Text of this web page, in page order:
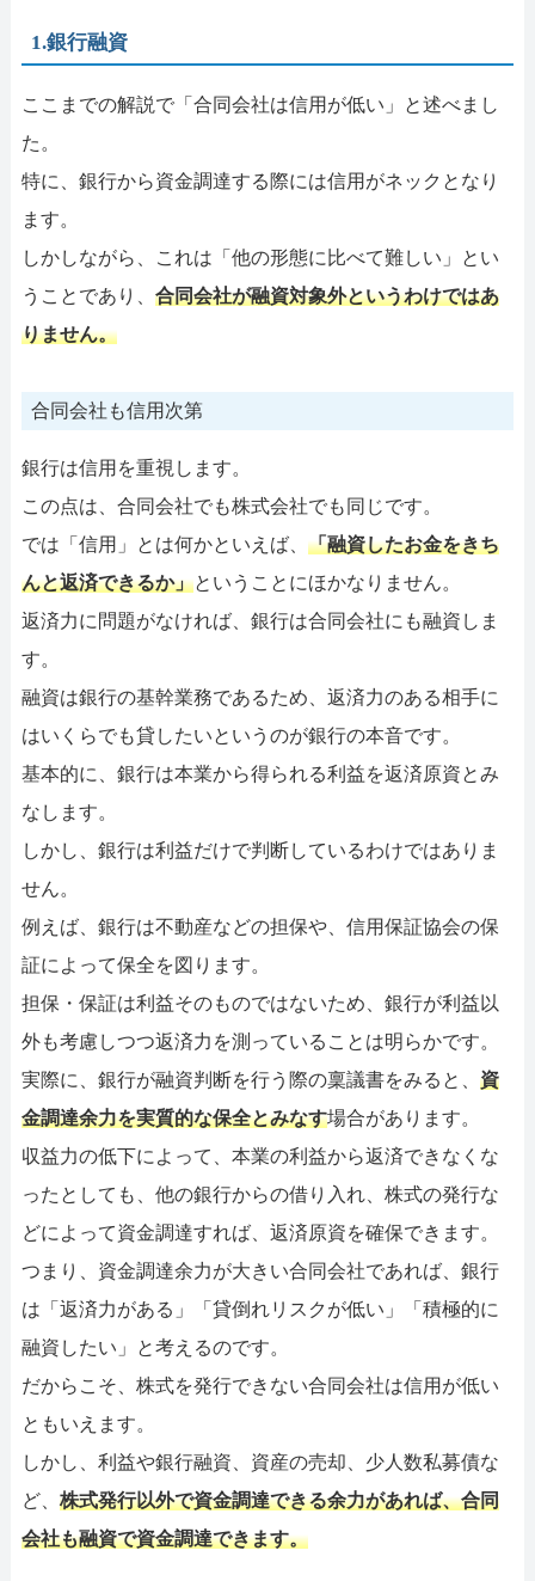
1.銀行融資
ここまでの解説で「合同会社は信用が低い」と述べまし
た。
特に、銀行から資金調達する際には信用がネックとなり
ます。
しかしながら、これは「他の形態に比べて難しい」とい
うことであり、 合同会社が融資対象外というわけではあ
りません。
合同会社も信用次第
銀行は信用を重視します。
この点は、合同会社でも株式会社でも同じです。
では「信用」とは何かといえば、 「融資したお金をきち
んと返済できるか」ということにほかなりません。
返済力に問題がなければ、銀行は合同会社にも融資しま
す。
融資は銀行の基幹業務であるため、返済力のある相手に
はいくらでも貸したいというのが銀行の本音です。
基本的に、銀行は本業から得られる利益を返済原資とみ
なします。
しかし、銀行は利益だけで判断しているわけではありま
せん。
例えば、銀行は不動産などの担保や、信用保証協会の保
証によって保全を図ります。
担保・保証は利益そのものではないため、銀行が利益以
外も考慮しつつ返済力を測っていることは明らかです。
実際に、銀行が融資判断を行う際の稟議書をみると、 資
金調達余力を実質的な保全とみなす場合があります。
収益力の低下によって、本業の利益から返済できなくな
ったとしても、他の銀行からの借り入れ、株式の発行な
どによって資金調達すれば、返済原資を確保できます。
つまり、資金調達余力が大きい合同会社であれば、銀行
は「返済力がある」「貸倒れリスクが低い」「積極的に
融資したい」と考えるのです。
だからこそ、株式を発行できない合同会社は信用が低い
ともいえます。
しかし、利益や銀行融資、資産の売却、少人数私募債な
ど、 株式発行以外で資金調達できる余力があれば、合同
会社も融資で資金調達できます。